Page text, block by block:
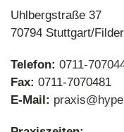
Uhlbergstraße 37
70794 Stuttgart/
Telefon: 0711-
Fax: 0711-7070481
E-Mail: